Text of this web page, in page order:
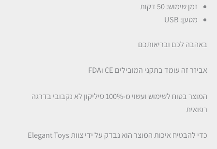
זמן שימוש: 50 דקות
מטען: USB
באהבה לכם ובריאותכם
אביזר זה עומד בתקני המובילים CE וFDA
המוצר בטוח לשימוש ועשוי מ-100% סיליקון לא נקבובי בדרגה
רפואית
כדי להבטיח איכות המוצר הוא נבדק על ידי צוות Elegant Toys